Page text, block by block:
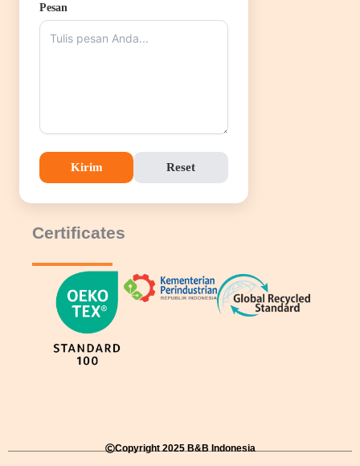
Pesan
Kirim Reset
Certificates
Copyright 2025 B&B Indonesia